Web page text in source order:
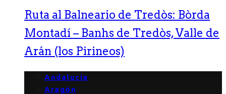
Ruta al Balneario de Tredòs: Bòrda
Montadí – Banhs de Tredòs, Valle de
Arán (los Pirineos)
Andalucía
Aragón